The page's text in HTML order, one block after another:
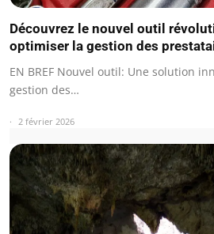
Découvrez le nouvel outil
optimiser la gestion des
EN BREF Nouvel outil: Une solution
gestion des…
2 février 2026